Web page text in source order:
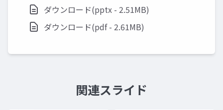
ダウンロード(pptx - 2.51MB)
ダウンロード(pdf - 2.61MB)
関連スライド